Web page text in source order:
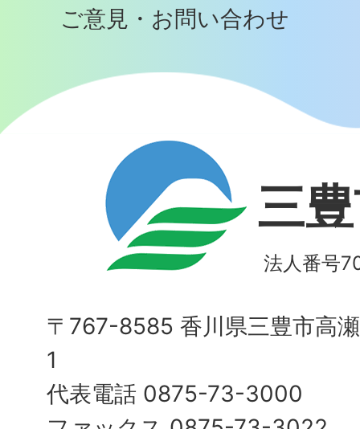
ご意見・お問い合わせ
三
法人番号
〒767-8585 香川県三豊市高
1
代表電話 0875-73-3000